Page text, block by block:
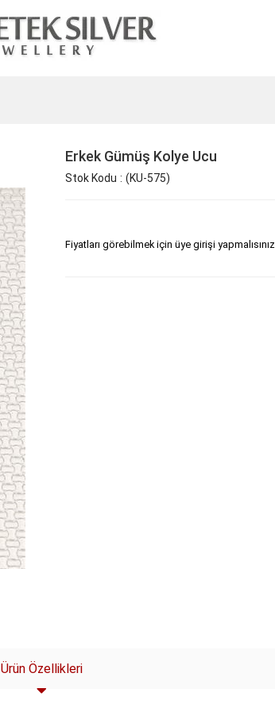
Erkek Gümüş Kolye Ucu
Stok Kodu (KU-575)
Fiyatları görebilmek için üye girişi yapmalısınız.
Ürün Özellikleri